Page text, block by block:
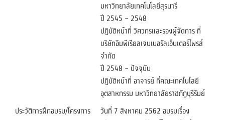
มหาวิทยาลัยเทคโนโลยีสุรนารี
ปี 2545 – 2548
ปฏิบัติหน้าที่ วิศวกรและรองผู้จัดการ ที่
บริษัทอิมพีเรียลเจนเนอรัลเอ็นเตอร์ไพรส์
จำกัด
ปี 2548 – ปัจจุบัน
ปฏิบัติหน้าที่ อาจารย์ ที่คณะเทคโนโลยี
อุตสาหกรรม มหาวิทยาลัยราชภัฏบุรีรัมย์
ประวัติการฝึกอบรม/โครงการ
วันที่ 7 สิงหาคม 2562 อบรมเรื่อง